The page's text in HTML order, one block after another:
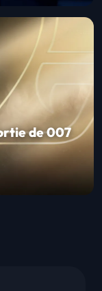
de 007